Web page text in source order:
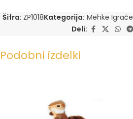
Šifra: ZP1018Kategorija: Mehke Igrače
Deli:
Podobni izdelki